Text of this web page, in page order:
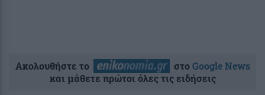
Ακολουθήστε το στοGoogle News
και μάθετε πρώτοι όλες τις ειδήσεις